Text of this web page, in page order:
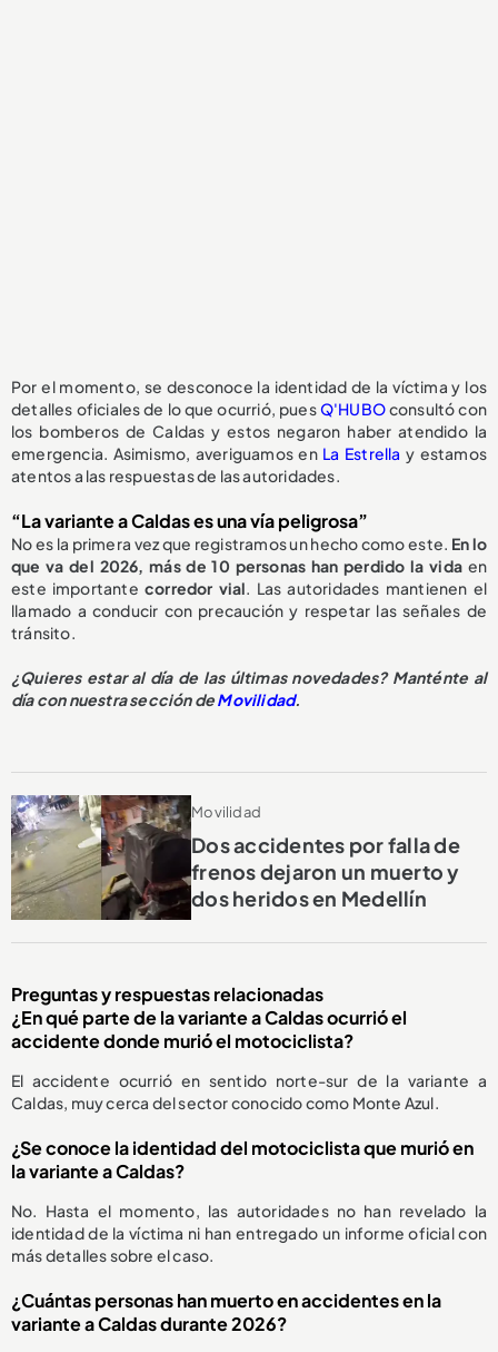
Por el momento, se desconoce la identidad de la víctima y los
detalles oficiales de lo que ocurrió, puesQ'HUBOconsultó con
los bomberos de Caldas y estos negaron haber atendido la
emergencia. Asimismo, averiguamos en La Estrella y estamos
atentos a las respuestas de las autoridades.
“La variante a Caldas es una vía peligrosa”
No es la primera vez que registramos un hecho como este. En lo
que va del 2026, más de 10 personas han perdido la vida en
este importante corredor vial. Las autoridades mantienen el
llamado a conducir con precaución y respetar las señales de
tránsito.
¿Quieres estar al día de las últimas novedades? Manténte al
día con nuestra sección deMovilidad.
Movilidad
Dos accidentes por falla de
frenos dejaron un muerto y
dos heridos en Medellín
Preguntas y respuestas relacionadas
¿En qué parte de la variante a Caldas ocurrió el
accidente donde murió el motociclista?
El accidente ocurrió en sentido norte-sur de la variante a
Caldas, muy cerca del sector conocido como Monte Azul.
¿Se conoce la identidad del motociclista que murió en
la variante a Caldas?
No. Hasta el momento, las autoridades no han revelado la
identidad de la víctima ni han entregado un informe oficial con
más detalles sobre el caso.
¿Cuántas personas han muerto en accidentes en la
variante a Caldas durante 2026?